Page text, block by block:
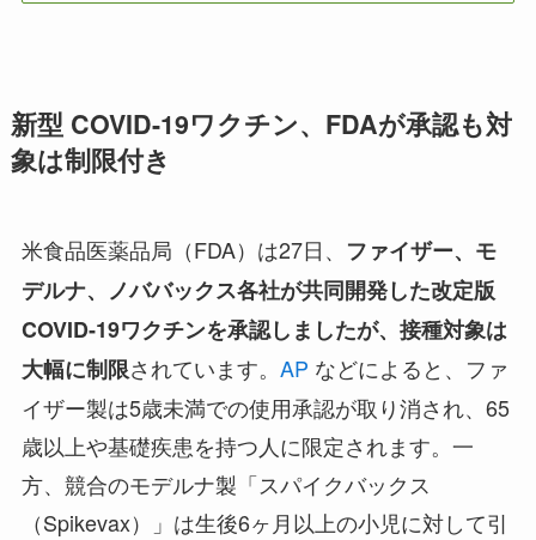
新型 COVID-19ワクチン、FDAが承認も対
象は制限付き
米食品医薬品局（FDA）は27日、 ファイザー、モ
デルナ、ノババックス各社が共同開発した改定版
COVID‑19ワクチンを承認しましたが、接種対象は
大幅に制限されています。 AP などによると、ファ
イザー製は5歳未満での使用承認が取り消され、65
歳以上や基礎疾患を持つ人に限定されます。一
方、競合のモデルナ製「スパイクバックス
（Spikevax）」は生後6ヶ月以上の小児に対して引